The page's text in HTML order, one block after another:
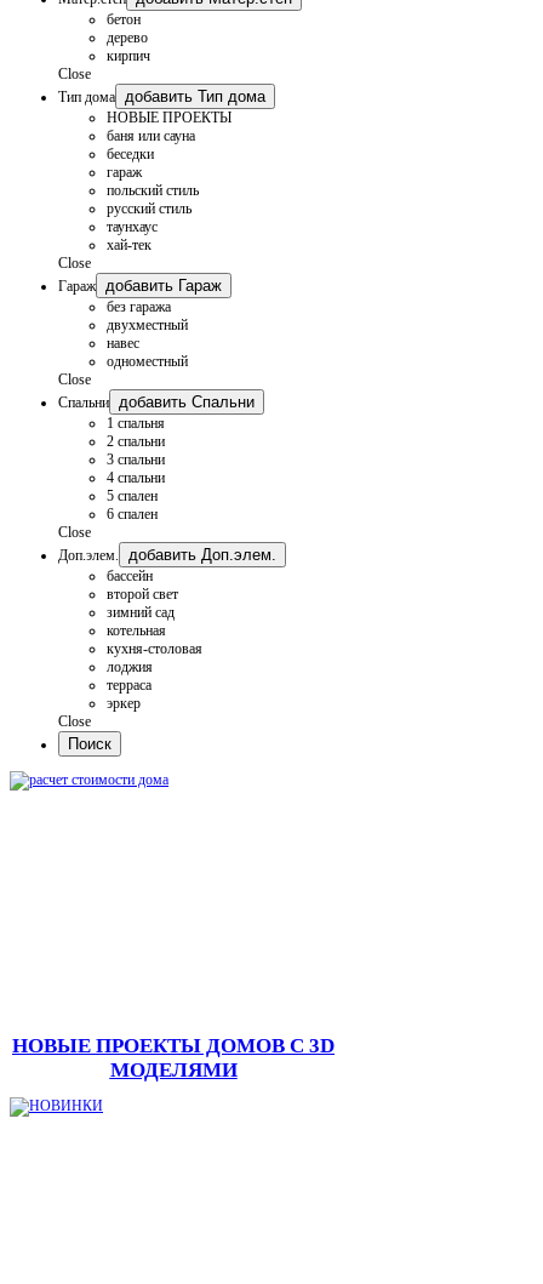
бетон
дерево
кирпич
Close
Тип дома
добавить Тип дома
НОВЫЕ ПРОЕКТЫ
баня или сауна
беседки
гараж
польский стиль
русский стиль
таунхаус
хай-тек
Close
Гараж
добавить Гараж
без гаража
двухместный
навес
одноместный
Close
Спальни
добавить Спальни
1 спальня
2 спальни
3 спальни
4 спальни
5 спален
6 спален
Close
Доп.элем.
добавить Доп.элем.
бассейн
второй свет
зимний сад
котельная
кухня-столовая
лоджия
терраса
эркер
Close
НОВЫЕ ПРОЕКТЫ ДОМОВ С 3D
МОДЕЛЯМИ